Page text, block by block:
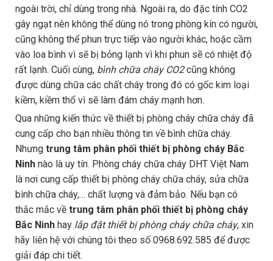
ngoài trời, chỉ dùng trong nhà. Ngoài ra, do đặc tính CO2
gây ngạt nên không thể dùng nó trong phòng kín có người,
cũng không thể phun trực tiếp vào người khác, hoặc cầm
vào loa bình vì sẽ bị bỏng lạnh vì khi phun sẽ có nhiệt độ
rất lạnh. Cuối cùng, bình chữa cháy CO2cũng không
được dùng chữa các chất cháy trong đó có gốc kim loại
kiềm, kiềm thổ vì sẽ làm đám cháy mạnh hơn.
Qua những kiến thức về thiết bị phòng cháy chữa cháy đã
cung cấp cho bạn nhiều thông tin về bình chữa cháy.
Nhưng trung tâm phân phối thiết bị phòng cháy Bắc
Ninh nào là uy tín. Phòng cháy chữa cháy DHT Việt Nam
là nơi cung cấp thiết bị phòng cháy chữa cháy, sửa chữa
bình chữa cháy,… chất lượng và đảm bảo. Nếu bạn có
thắc mắc về trung tâm phân phối thiết bị phòng cháy
Bắc Ninh hay lắp đặt thiết bị phòng cháy chữa cháy, xin
hãy liên hệ với chúng tôi theo số 0968.692.585 để được
giải đáp chi tiết.